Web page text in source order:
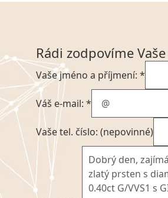
Rádi zodpovíme
Vaše jméno a příjmení: *
Váš e-mail: *
Vaše tel. číslo: (nepovinné)